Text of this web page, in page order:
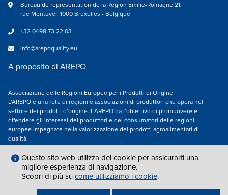
Bureau de représentation de la Région Emilie-Romagne 21,
rue Montoyer, 1000 Bruxelles - Belgique
+32 0498 73 22 03
info@arepoquality.eu
A proposito di AREPO
Associazione delle Regioni Europee per i Prodotti di Origine
L’AREPO è una rete di regioni e associazioni di produttori che opera nel
settore dei prodotti d’origine. L’AREPO ha l’obiettivo di promuovere e
difendere gli interessi dei produttori e dei consumatori delle regioni
europee impegnate nella valorizzazione dei prodotti agroalimentari di
qualità.
Seguici su
Questo sito web utilizza dei cookie per assicurarti una
migliore esperienza di navigazione.
Scopri di più su come utilizziamo i cookie.